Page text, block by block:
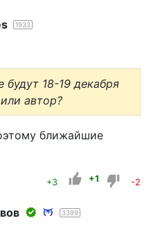
1933
18-19 декабря
автор?
ближайшие
+3 +1 -2
3399